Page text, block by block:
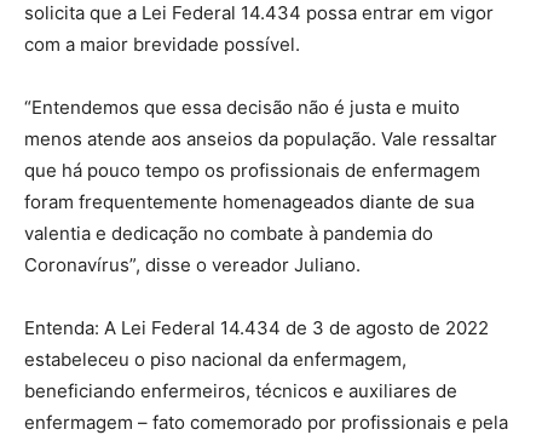
solicita que a Lei Federal 14.434 possa entrar em vigor
com a maior brevidade possível.
“Entendemos que essa decisão não é justa e muito
menos atende aos anseios da população. Vale ressaltar
que há pouco tempo os profissionais de enfermagem
foram frequentemente homenageados diante de sua
valentia e dedicação no combate à pandemia do
Coronavírus”, disse o vereador Juliano.
Entenda: A Lei Federal 14.434 de 3 de agosto de 2022
estabeleceu o piso nacional da enfermagem,
beneficiando enfermeiros, técnicos e auxiliares de
enfermagem – fato comemorado por profissionais e pela